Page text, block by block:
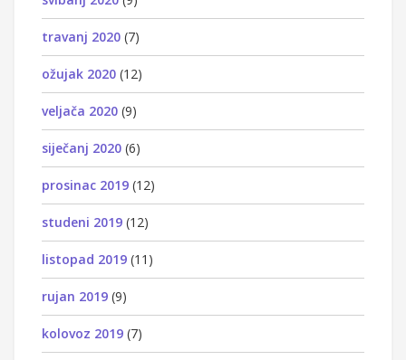
travanj 2020 (7)
ožujak 2020 (12)
veljača 2020 (9)
siječanj 2020 (6)
prosinac 2019 (12)
studeni 2019 (12)
listopad 2019 (11)
rujan 2019 (9)
kolovoz 2019 (7)